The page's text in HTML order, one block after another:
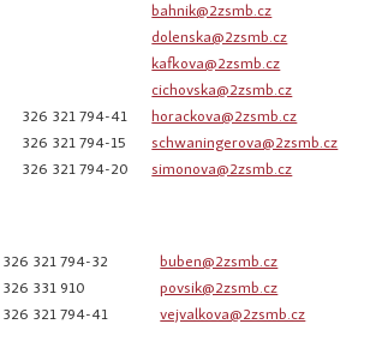
bahnik@2zsmb.cz
dolenska@2zsmb.cz
kafkova@2zsmb.cz
cichovska@2zsmb.cz
326 321 794-41
horackova@2zsmb.cz
326 321 794-15
schwaningerova@2zsmb.cz
326 321 794-20 simonova@2zsmb.cz
326 321 794-32
buben@2zsmb.cz
326 331 910
povsik@2zsmb.cz
326 321 794-41 vejvalkova@2zsmb.cz